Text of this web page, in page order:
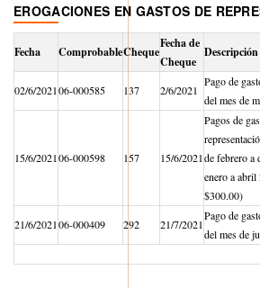
EROGACIONES EN GASTOS DE
Fecha ComprobableCheque
Fecha de
Cheque
Descripción
02/6/202106-000585 137 2/6/2021
Pago de
del mes de
15/6/202106-000598 157 15/6/2021
Pagos de
de febrero a
enero a abril
$300.00)
21/6/202106-000409 292 21/7/2021
Pago de
del mes de